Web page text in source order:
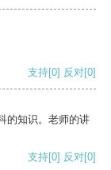
支持[0] 反对[0]
的知识。老师的讲
支持[0] 反对[0]